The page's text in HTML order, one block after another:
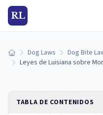
RL
Inicio Dog Laws
Dog Bite
TABLA DE CONTENIDOS